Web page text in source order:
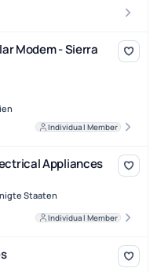
Wireless Airprime
Modem - Sierra
Individual Member
Appliances
Staaten
Individual Member